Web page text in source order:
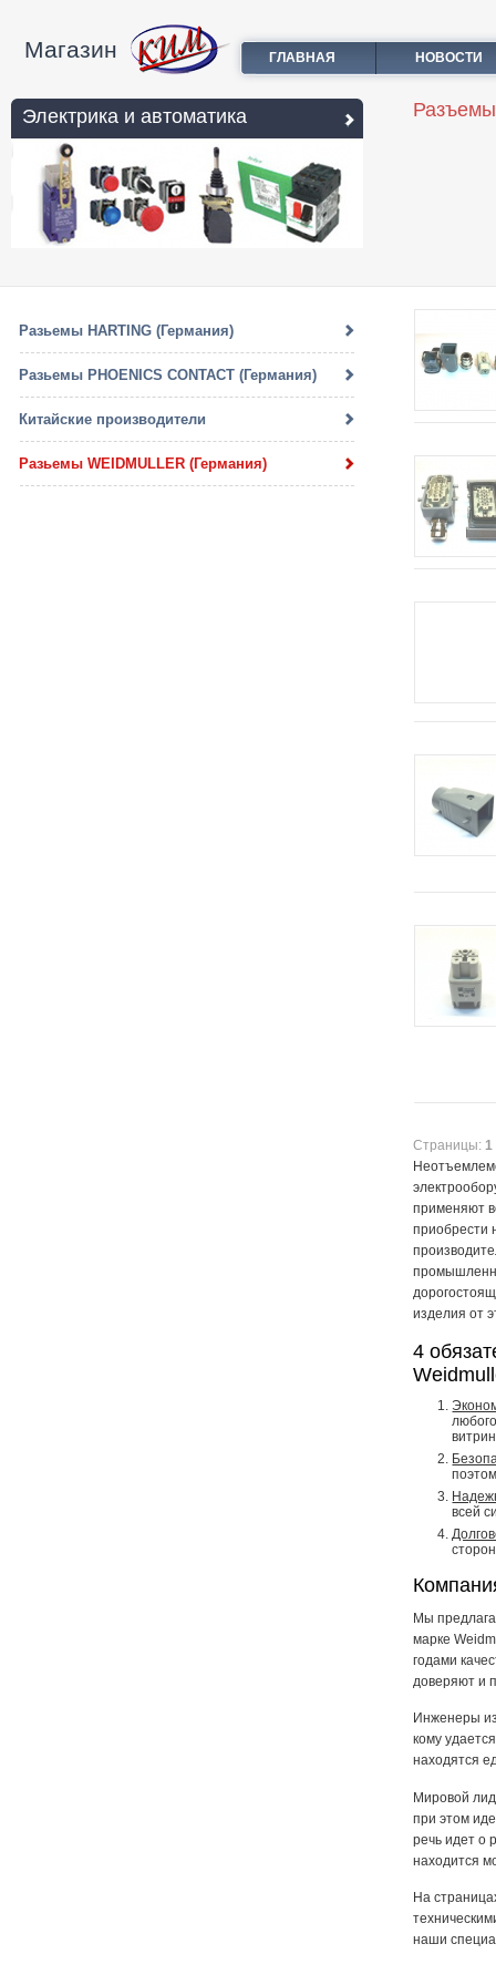
Магазин ГЛАВНАЯ НОВОСТИ
Электрика и автоматика
Разьемы HARTING (Германия)
Разьемы PHOENICS CONTACT (Германия)
Китайские производители
Разьемы WEIDMULLER (Германия)
Страницы:1
применяют
приобрести
изделия от
4
всей
Мы
марке
годами
доверяют и
Инженеры
кому
находятся
Мировой
при этом
речь идет о
находится
На
наши